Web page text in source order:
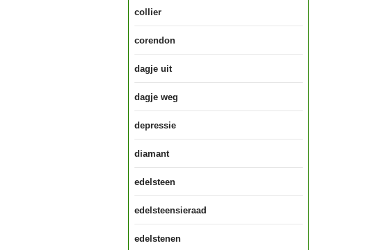
collier
corendon
dagje uit
dagje weg
depressie
diamant
edelsteen
edelsteensieraad
edelstenen